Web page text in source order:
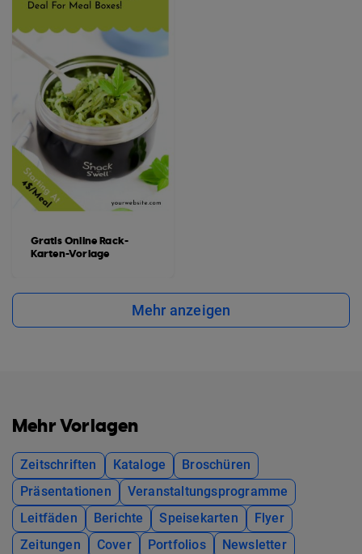
Gratis Online Rack-
Karten-Vorlage
Mehr anzeigen
Mehr Vorlagen
Zeitschriften Kataloge
Broschüren
Präsentationen
Veranstaltungsprogramme
Leitfäden
Berichte Speisekarten
Flyer
Zeitungen
Cover Portfolios
Newsletter